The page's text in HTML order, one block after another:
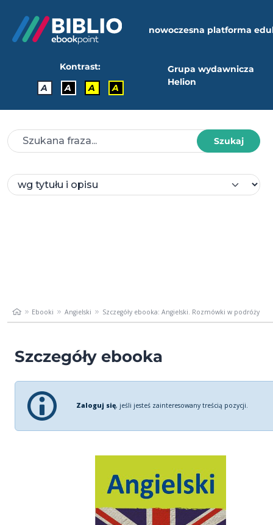
nowoczesna platforma
Kontrast:
A
A A A
Grupa wydawnicza
Helion
Szukaj
Ebooki Angielski Szczegóły ebooka: Angielski. Rozmówki w podróży
Szczegóły ebooka
Zaloguj się, jeśli jesteś zainteresowany treścią pozycji.